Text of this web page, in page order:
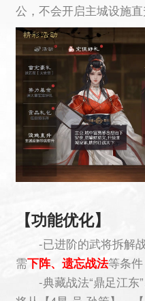
公，不会开启主城设施
【功能优化】
-已进阶的武将拆解战
需下阵、遗忘战法等条件
-典藏战法“鼎足江东”